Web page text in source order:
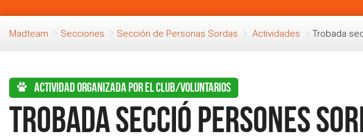
Madteam Secciones Sección de Personas Sordas Actividades Trobada
Actividad organizada por el club/voluntarios
Trobada secció Persones